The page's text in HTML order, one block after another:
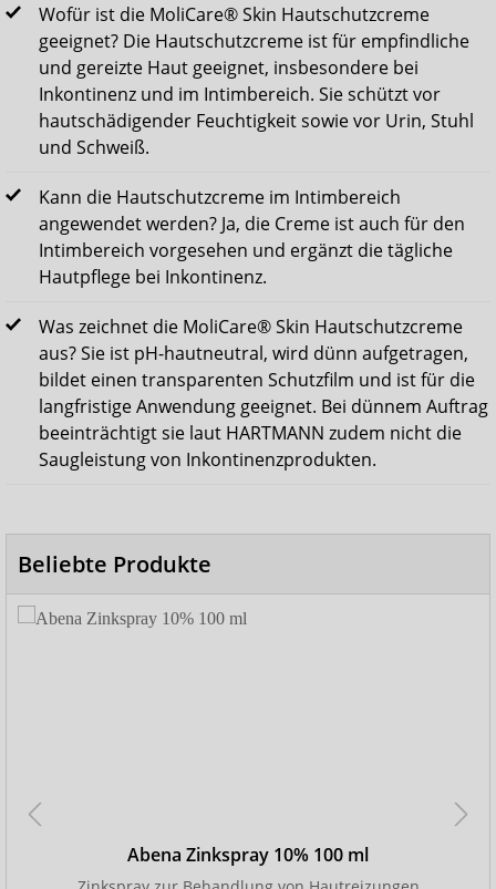
Wofür ist die MoliCare® Skin Hautschutzcreme
geeignet? Die Hautschutzcreme ist für empfindliche
und gereizte Haut geeignet, insbesondere bei
Inkontinenz und im Intimbereich. Sie schützt vor
hautschädigender Feuchtigkeit sowie vor Urin, Stuhl
und Schweiß.
Kann die Hautschutzcreme im Intimbereich
angewendet werden? Ja, die Creme ist auch für den
Intimbereich vorgesehen und ergänzt die tägliche
Hautpflege bei Inkontinenz.
Was zeichnet die MoliCare® Skin Hautschutzcreme
aus? Sie ist pH-hautneutral, wird dünn aufgetragen,
bildet einen transparenten Schutzfilm und ist für die
langfristige Anwendung geeignet. Bei dünnem Auftrag
beeinträchtigt sie laut HARTMANN zudem nicht die
Saugleistung von Inkontinenzprodukten.
Beliebte Produkte
Abena Zinkspray 10% 100 ml